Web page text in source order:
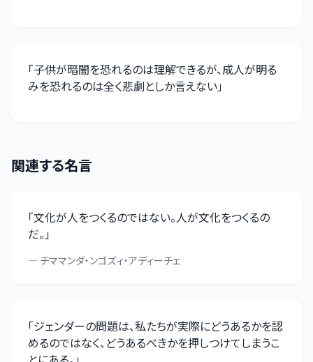
「子供が暗闇を恐れるのは理解できるが、成人が明る
みを恐れるのは全く悲劇としか言えない」
関連する名言
「文化が人をつくるのではない。人が文化をつくるの
だ。」
— チママンダ・ンゴズィ・アディーチェ
「ジェンダーの問題は、私たちが実際にどうあるかを認
めるのではなく、どうあるべきかを押しつけてしまうこ